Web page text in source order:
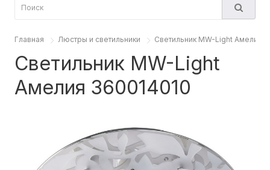
Главная Люстры и светильники Светильник MW-Light Амелия
Светильник MW-Light
Амелия 360014010